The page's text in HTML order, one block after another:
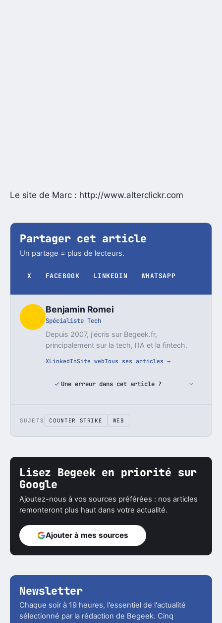
Le site de Marc : http://www.alterclickr.com
Partager cet article
Un partage = plus de lecteurs.
X FACEBOOK LINKEDIN WHATSAPP
Benjamin Romei
Spécialiste Tech
Depuis 2007, j'écris sur Begeek.fr,
principalement sur la tech, l'IA et la fintech.
XLinkedInSite webTous ses articles →
Une erreur dans cet article ?
SUJETS COUNTER STRIKE WEB
Lisez Begeek en priorité sur
Google
Ajoutez-nous à vos sources préférées : nos articles
remonteront plus haut dans votre actualité.
Ajouter à mes sources
Newsletter
Chaque soir à 19 heures, l'essentiel de l'actualité
sélectionné par la rédaction de Begeek. Cinq